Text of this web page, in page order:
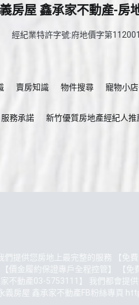
房屋 鑫承家不動產-房
經紀業特許字號:府地價字第
賣房知識 物件搜尋 寵物小
服務承諾 新竹優質房地產經紀人推
提供您房地上最完整的服務 【免
價金履約保證專戶全程控管】 【
不動產03-5753111】 我們都會提
房屋 鑫承家不動產FB粉絲專頁